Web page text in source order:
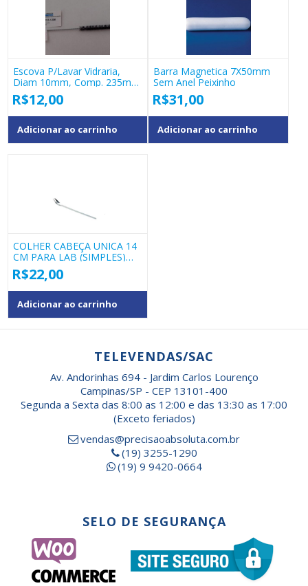
Escova P/lavar Vidraria,
Diam 10mm, Comp. 235mm
E-2201
R$12,00
Adicionar ao carrinho
Barra Magnetica 7X50mm
Sem Anel Peixinho
R$31,00
Adicionar ao carrinho
COLHER CABEÇA UNICA 14
CM PARA LAB (SIMPLES)
COD 40137.01
R$22,00
Adicionar ao carrinho
TELEVENDAS/SAC
Av. Andorinhas 694 - Jardim Carlos Lourenço
Campinas/SP - CEP 13101-400
Segunda a Sexta das 8:00 as 12:00 e das 13:30 as 17:00
(Exceto feriados)
vendas@precisaoabsoluta.com.br
(19) 3255-1290
(19) 9 9420-0664
SELO DE SEGURANÇA